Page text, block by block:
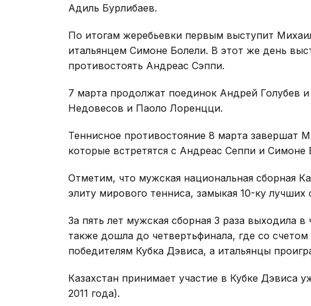
Адиль Бурлибаев.
По итогам жеребьевки первым выступит
итальянцем Симоне Болели. В этот же день
противостоять Андреас Сэппи.
7 марта продолжат поединок Андрей Голубев
Недовесов и Паоло Лоренцци.
Теннисное противостояние 8 марта завершат
которые встретятся с Андреас Сеппи и Симоне
Отметим, что мужская национальная сборная
элиту мирового тенниса, замыкая 10-ку
За пять лет мужская сборная 3 раза выходила
также дошла до четвертьфинала, где со
победителям Кубка Дэвиса, а итальянцы
Казахстан принимает участие в Кубке Дэвиса
2011 года).